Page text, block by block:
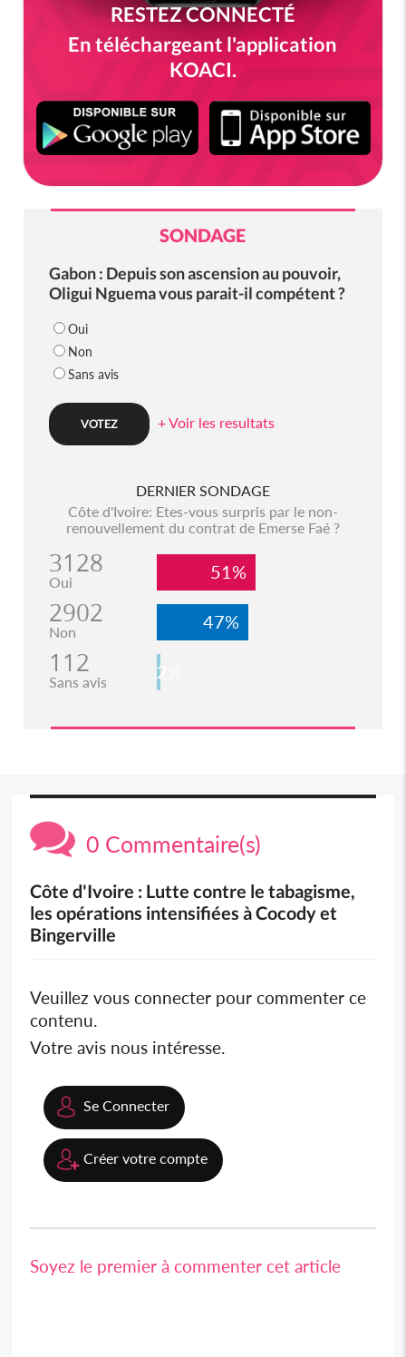
RESTEZ CONNECTÉ
En téléchargeant l'application
KOACI.
SONDAGE
Gabon : Depuis son ascension au pouvoir,
Oligui Nguema vous parait-il compétent ?
Oui
Non
Sans avis
+ Voir les resultats
DERNIER SONDAGE
Côte d'Ivoire: Etes-vous surpris par le non-
renouvellement du contrat de Emerse Faé ?
3128
Oui 51%
2902
Non 47%
112
Sans avis 2%
0 Commentaire(s)
Côte d'Ivoire : Lutte contre le tabagisme,
les opérations intensifiées à Cocody et
Bingerville
Veuillez vous connecter pour commenter ce
contenu.
Votre avis nous intéresse.
Se Connecter
Créer votre compte
Soyez le premier à commenter cet article